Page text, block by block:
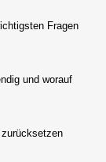
Fragen
und worauf